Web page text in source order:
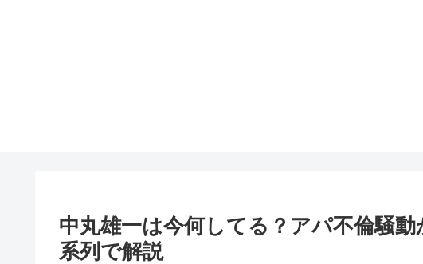
中丸雄一は今何してる？アパ不倫騒
系列で解説